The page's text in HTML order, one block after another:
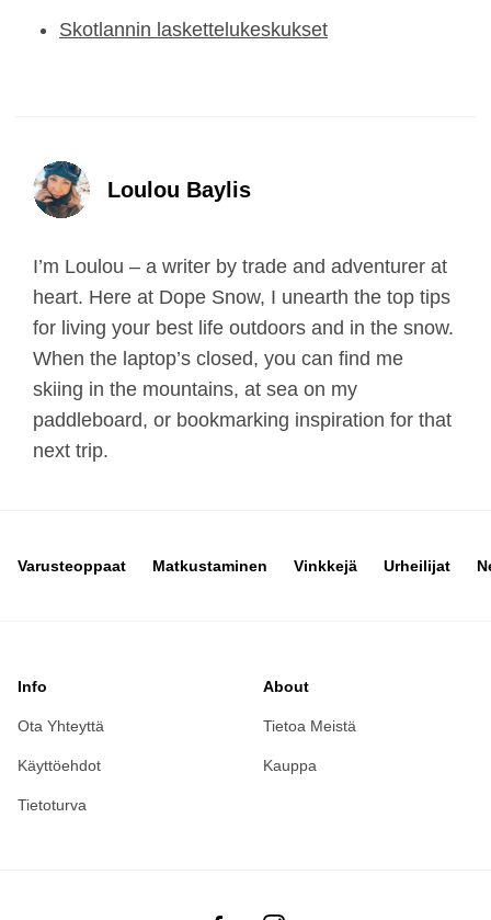
Skotlannin laskettelukeskukset
Loulou Baylis
I’m Loulou – a writer by trade and adventurer at
heart. Here at Dope Snow, I unearth the top tips
for living your best life outdoors and in the snow.
When the laptop’s closed, you can find me
skiing in the mountains, at sea on my
paddleboard, or bookmarking inspiration for that
next trip.
Varusteoppaat Matkustaminen Vinkkejä Urheilijat
Info
Ota Yhteyttä
Käyttöehdot
Tietoturva
About
Tietoa Meistä
Kauppa